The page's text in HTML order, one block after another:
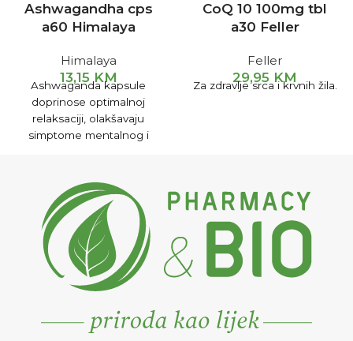
Ashwagandha cps
a60 Himalaya
Himalaya
13,15KM
Ashwaganda kapsule
doprinose optimalnoj
relaksaciji, olakšavaju
simptome mentalnog i
CoQ 10 100mg tbl
a30 Feller
Feller
29,95 KM
Za zdravlje srca i krvnih žila.